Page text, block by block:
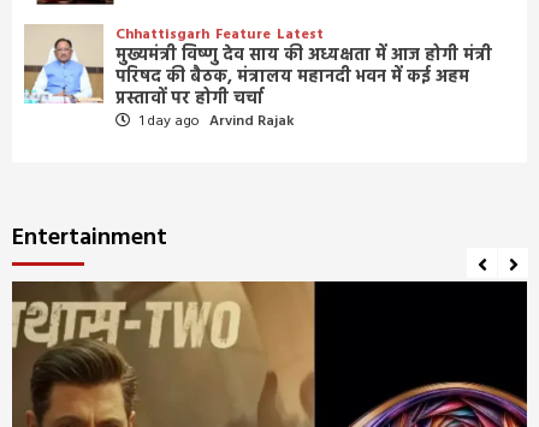
Chhattisgarh Feature Latest
मुख्यमंत्री विष्णु देव साय की अध्यक्षता में आज होगी मंत्री
परिषद की बैठक, मंत्रालय महानदी भवन में कई अहम
प्रस्तावों पर होगी चर्चा
1 day ago Arvind Rajak
Entertainment